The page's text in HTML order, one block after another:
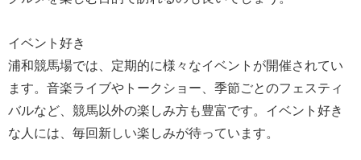
イベント好き
浦和競馬場では、定期的に様々なイベントが開催されてい
ます。音楽ライブやトークショー、季節ごとのフェスティ
バルなど、競馬以外の楽しみ方も豊富です。イベント好き
な人には、毎回新しい楽しみが待っています。